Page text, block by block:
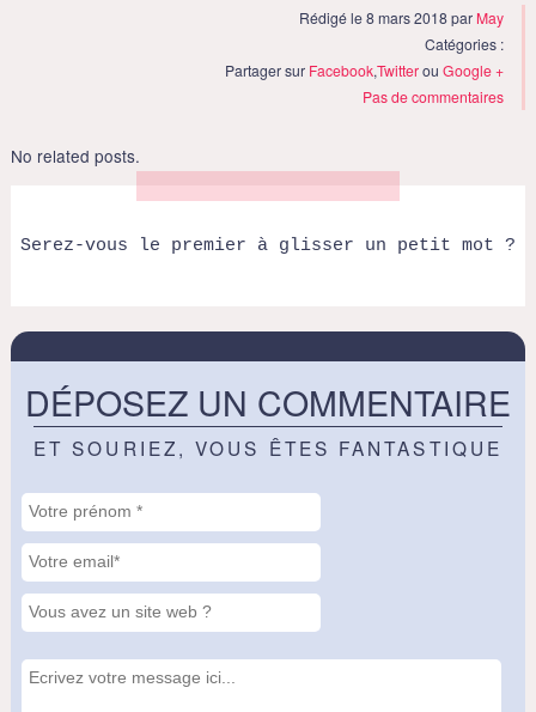
Rédigé le 8 mars 2018 par May
Catégories :
Partager sur Facebook,TwitterouGoogle +
Pas de commentaires
No related posts.
Serez-vous le premier à glisser un petit mot ?
DÉPOSEZ UN COMMENTAIRE
ET SOURIEZ, VOUS ÊTES FANTASTIQUE